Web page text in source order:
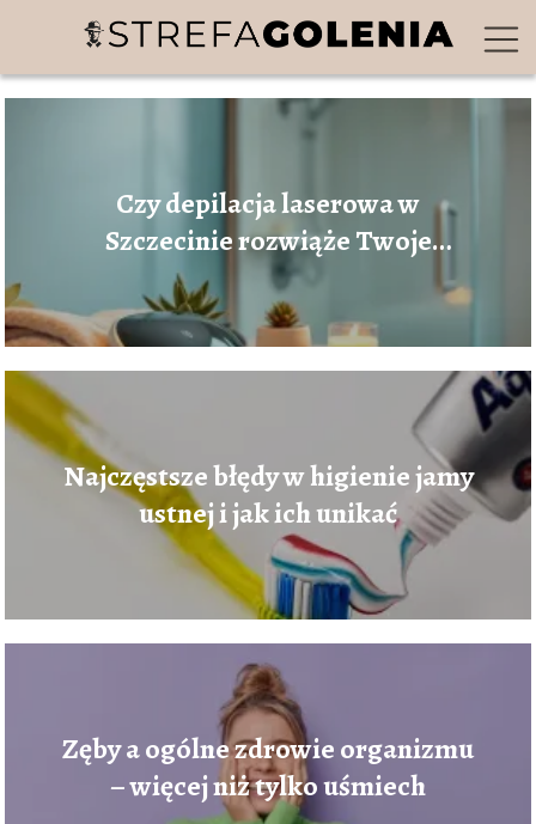
Czy depilacja laserowa w
Szczecinie rozwiąże Twoje
problemy z nadmiernym
owłosieniem?
Najczęstsze błędy w higienie jamy
ustnej i jak ich unikać
Zęby a ogólne zdrowie organizmu
– więcej niż tylko uśmiech